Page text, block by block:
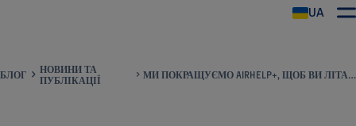
UA
БЛОГ
НОВИНИ ТА
ПУБЛІКАЦІЇ
МИ ПОКРАЩУЄМО AIRHELP+, ЩОБ ВИ ЛІТАЛИ ЩЕ КРАЩЕ